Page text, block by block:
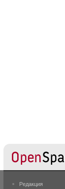
Редакция